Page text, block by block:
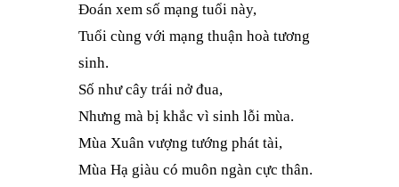
Đoán xem số mạng tuổi này,
Tuổi cùng với mạng thuận hoà tương
sinh.
Số như cây trái nở đua,
Nhưng mà bị khắc vì sinh lỗi mùa.
Mùa Xuân vượng tướng phát tài,
Mùa Hạ giàu có muôn ngàn cực thân.